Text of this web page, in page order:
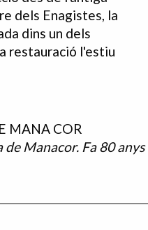
dels Enagistes, la
dins un dels
restauració l'estiu
MANA COR
de Manacor. Fa 80 anys